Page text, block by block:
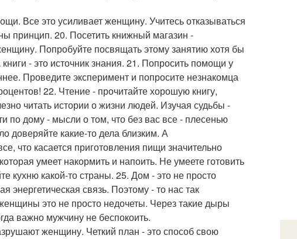
Все это усиливает женщину. Учитесь отказываться
принцип. 20. Посетить книжный магазин -
Попробуйте посвящать этому занятию хотя бы
- это источник знания. 21. Попросить помощи у
Проведите эксперимент и попросите незнакомца
22. Чтение - прочитайте хорошую книгу,
читать истории о жизни людей. Изучая судьбы -
по дому - мысли о том, что без вас все - плесенью
доверяйте какие-то дела близким. А
что касается приготовления пищи значительно
умеет накормить и напоить. Не умеете готовить
кухню какой-то страны. 25. Дом - это не просто
связь. Поэтому - то нас так
это не просто недочеты. Через такие дыры
важно мужчину не беспокоить.
женщину. Четкий план - это способ свою